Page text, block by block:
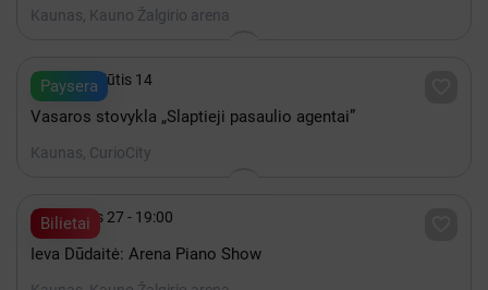
Kaunas, Kauno Žalgirio arena
Paysera
 iki Rugpjūtis 14
Vasaros stovykla „Slaptieji pasaulio agentai”
Kaunas, CurioCity
Bilietai
 Gruodis 27 - 19:00
Ieva Dūdaitė: Arena Piano Show